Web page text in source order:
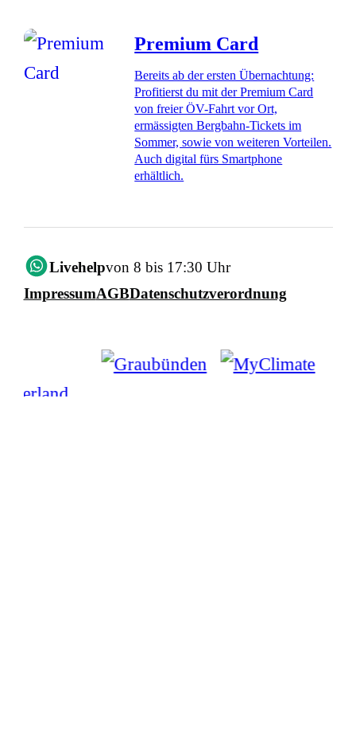
Premium Card
Bereits ab der ersten Übernachtung:
Profitierst du mit der Premium Card
von freier ÖV-Fahrt vor Ort,
ermässigten Bergbahn-Tickets im
Sommer, sowie von weiteren Vorteilen.
Auch digital fürs Smartphone
erhältlich.
Livehelpvon 8 bis 17:30 Uhr
ImpressumAGBDatenschutzverordnung